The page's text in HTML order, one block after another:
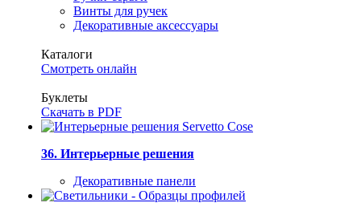
Винты для ручек
Декоративные аксессуары
Каталоги
Смотреть онлайн
Буклеты
Скачать в PDF
36. Интерьерные решения
Декоративные панели